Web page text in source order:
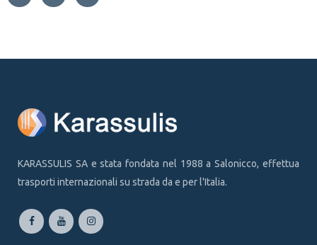
KARASSULIS SA e stata fondata nel 1988 a Salonicco, effettua
trasporti internazionali su strada da e per l'Italia.